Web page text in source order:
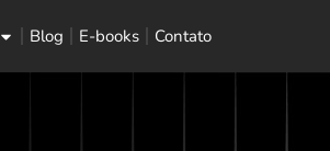
Blog E-books Contato